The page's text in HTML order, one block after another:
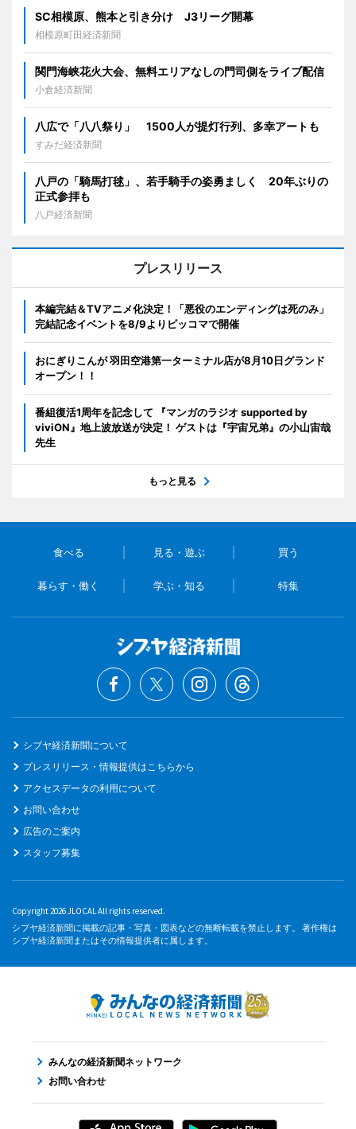
SC相模原、熊本と引き分け J3リーグ開幕
相模原町田経済新聞
関門海峡花火大会、無料エリアなしの門司側をライブ配信
小倉経済新聞
八広で「八八祭り」 1500人が提灯行列、多幸アートも
すみだ経済新聞
八戸の「騎馬打毬」、若手騎手の姿勇ましく 20年ぶりの
正式参拝も
八戸経済新聞
プレスリリース
本編完結＆TVアニメ化決定！「悪役のエンディングは死のみ」
完結記念イベントを8/9よりピッコマで開催
おにぎりこんが 羽田空港第一ターミナル店が8月10日グランド
オープン！！
番組復活1周年を記念して 『マンガのラジオ supported by
viviON』地上波放送が決定！ ゲストは『宇宙兄弟』の小山宙哉
先生
もっと見る
食べる 見る・遊ぶ 買う
暮らす・働く 学ぶ・知る 特集
シブヤ経済新聞について
プレスリリース・情報提供はこちらから
アクセスデータの利用について
お問い合わせ
広告のご案内
スタッフ募集
Copyright 2026 JLOCAL All rights reserved.
シブヤ経済新聞に掲載の記事・写真・図表などの無断転載を禁止します。 著作権は
シブヤ経済新聞またはその情報提供者に属します。
みんなの経済新聞ネットワーク
お問い合わせ